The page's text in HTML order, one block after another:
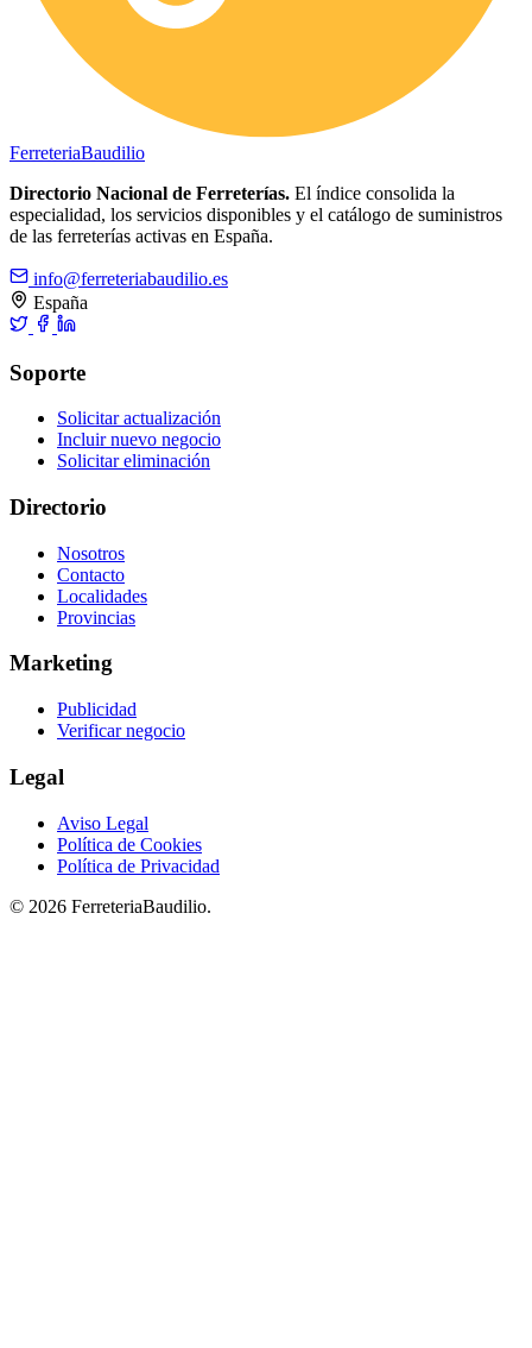
FerreteriaBaudilio
Directorio Nacional de Ferreterías. El índice consolida la
especialidad, los servicios disponibles y el catálogo de suministros
de las ferreterías activas en España.
info@ferreteriabaudilio.es
España
Soporte
Solicitar actualización
Incluir nuevo negocio
Solicitar eliminación
Directorio
Nosotros
Contacto
Localidades
Provincias
Marketing
Publicidad
Verificar negocio
Legal
Aviso Legal
Política de Cookies
Política de Privacidad
© 2026 FerreteriaBaudilio.